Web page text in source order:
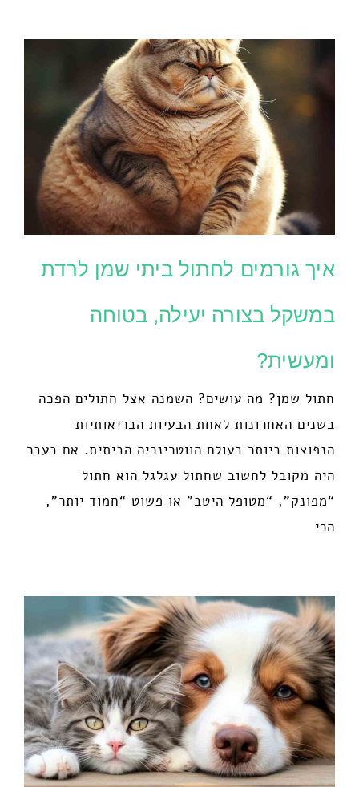
איך גורמים לחתול ביתי שמן לרדת
במשקל בצורה יעילה, בטוחה
ומעשית?
חתול שמן? מה עושים? השמנה אצל חתולים הפכה
בשנים האחרונות לאחת הבעיות הבריאותיות
הנפוצות ביותר בעולם הווטרינריה הביתית. אם בעבר
היה מקובל לחשוב שחתול עגלגל הוא חתול
“מפונק”, “מטופל היטב” או פשוט “חמוד יותר”,
הרי